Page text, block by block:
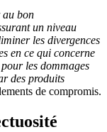
au bon
un niveau
les divergences
en ce qui concerne
les dommages
des produits
de compromis.